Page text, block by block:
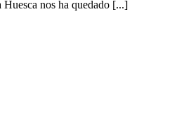
Huesca nos ha quedado [...]